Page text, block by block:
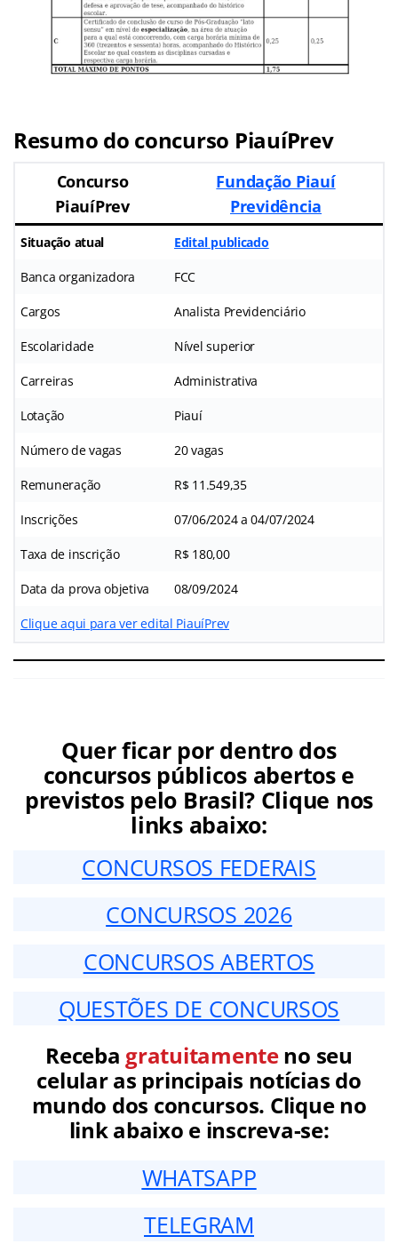
Resumo do concurso PiauíPrev
Concurso
PiauíPrev
Fundação Piauí
Previdência
Situação atual Edital publicado
Banca organizadora FCC
Cargos Analista Previdenciário
Escolaridade Nível superior
Carreiras Administrativa
Lotação Piauí
Número de vagas 20 vagas
Remuneração R$ 11.549,35
Inscrições 07/06/2024 a 04/07/2024
Taxa de inscrição R$ 180,00
Data da prova objetiva 08/09/2024
Clique aqui para ver edital PiauíPrev
Quer ficar por dentro dos
concursos públicos abertos e
previstos pelo Brasil? Clique nos
links abaixo:
CONCURSOS FEDERAIS
CONCURSOS 2026
CONCURSOS ABERTOS
QUESTÕES DE CONCURSOS
Receba gratuitamenteno seu
celular as principais notícias do
mundo dos concursos. Clique no
link abaixo e inscreva-se:
WHATSAPP
TELEGRAM